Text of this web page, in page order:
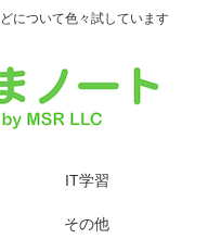
について色々試しています
IT学習
その他